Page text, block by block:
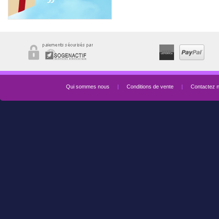
Qui sommes nous | Conditions de vente | Contactez